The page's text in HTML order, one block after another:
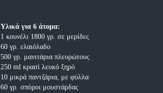
Υλικά για 6 άτομα:
1 κουνέλι 1800 γρ. σε μερίδες
60 γρ. ελαιόλαδο
500 γρ. μανιτάρια πλευρώτους
250 ml κρασί λευκό ξηρό
10 μικρά παντζάρια, με φύλλα
60 γρ. σπόροι μουστάρδας